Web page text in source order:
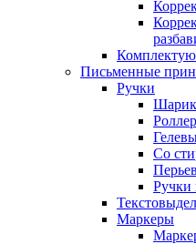
Письменные
Ручки
Со
Ручки
Маркеры